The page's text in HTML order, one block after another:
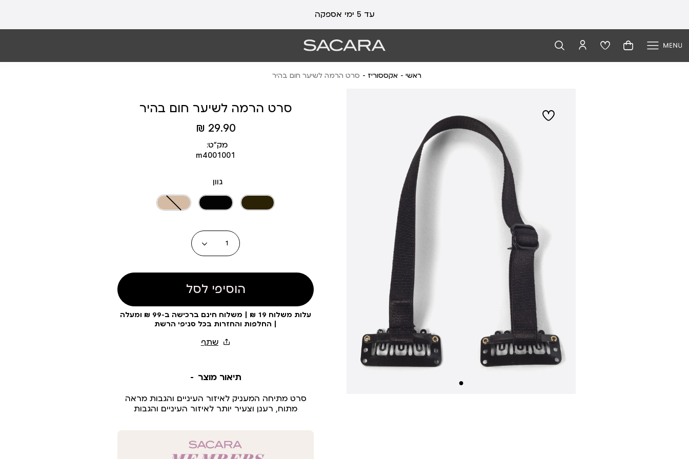
עד 5 ימי אספקה
ראשי אקססוריז סרט הרמה לשיער חום בהיר
סרט הרמה לשיער חום בהיר
מחיר
מוצר
29.90 ₪
מק״ט:
m4001001
גוון
כמות
הוסיפי לסל
עלות משלוח 19 ₪ | משלוח חינם ברכישה ב-99 ₪ ומעלה
| החלפות והחזרות בכל סניפי הרשת
תיאור מוצר
סרט מתיחה המעניק לאיזור העיניים והגבות מראה
מתוח, רענן וצעיר יותר לאיזור העיניים והגבות